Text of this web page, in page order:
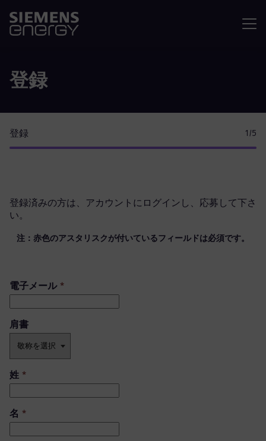
登録
登録 1 /5
登録済みの方は、 アカウントにログイン し、応募して下さ
い。
注：赤色のアスタリスクが付いているフィールドは必須です。
電子メール*
肩書 ​
姓 *
名 *